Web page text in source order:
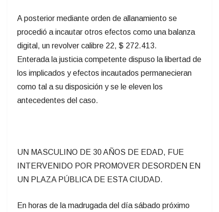
A posterior mediante orden de allanamiento se
procedió a incautar otros efectos como una balanza
digital, un revolver calibre 22, $ 272.413.
Enterada la justicia competente dispuso la libertad de
los implicados y efectos incautados permanecieran
como tal a su disposición y se le eleven los
antecedentes del caso.
UN MASCULINO DE 30 AÑOS DE EDAD, FUE
INTERVENIDO POR PROMOVER DESORDEN EN
UN PLAZA PÚBLICA DE ESTA CIUDAD.
En horas de la madrugada del día sábado próximo